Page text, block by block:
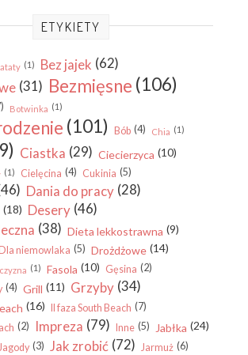
ETYKIETY
(1) Bez jajek (62)
(31) Bezmięsne (106)
Botwinka (1)
(101) Bób (4) Chia (1)
Ciastka (29) Ciecierzyca (10)
(1) Cielęcina (4) Cukinia (5)
Dania do pracy (28)
(18) Desery (46)
(38) Dieta lekkostrawna (9)
niemowlaka (5) Drożdżowe (14)
(1) Fasola (10) Gęsina (2)
(4) Grill (11) Grzyby (34)
(16) II faza South Beach (7)
(2) Impreza (79) Inne (5) Jabłka (24)
Jagody (3) Jak zrobić (72) Jarmuż (6)